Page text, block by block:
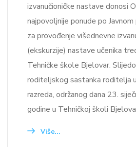
izvanučioničke nastave donosi
najpovoljnije ponude po
za provođenje višednevne
(ekskurzije) nastave učenika
Tehničke škole Bjelovar.
roditeljskog sastanka roditelja
razreda, održanog dana 23.
godine u Tehničkoj školi
Više...